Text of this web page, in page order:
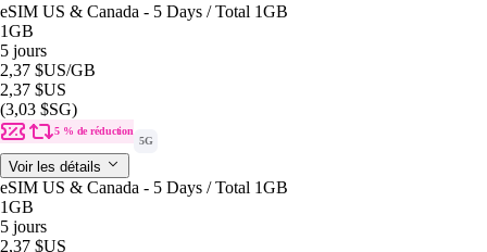
eSIM US & Canada - 5 Days / Total 1GB
1GB
5 jours
2,37 $US/GB
2,37 $US
(3,03 $SG)
5 % de réduction
5G
Voir les détails
eSIM US & Canada - 5 Days / Total 1GB
1GB
5 jours
2,37 $US